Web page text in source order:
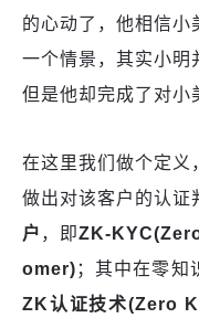
的心动了，他相信小
一个情景，其实小明
但是他却完成了对小
在这里我们做个定义
做出对该客户的认证
户 ，即ZK-KYC(
omer) ；其中在零知
Z K认证技术(Zero